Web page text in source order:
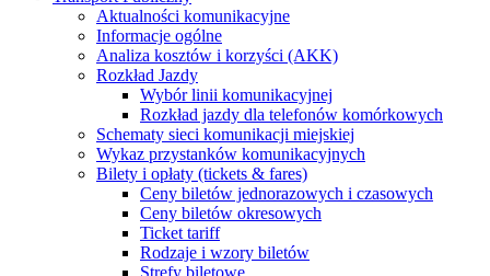
Aktualności komunikacyjne
Informacje ogólne
Analiza kosztów i korzyści (AKK)
Rozkład Jazdy
Wybór linii komunikacyjnej
Rozkład jazdy dla telefonów komórkowych
Schematy sieci komunikacji miejskiej
Wykaz przystanków komunikacyjnych
Bilety i opłaty (tickets & fares)
Ceny biletów jednorazowych i czasowych
Ceny biletów okresowych
Ticket tariff
Rodzaje i wzory biletów
Strefy biletowe